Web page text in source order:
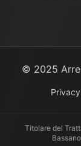
© 2025
Titolare del